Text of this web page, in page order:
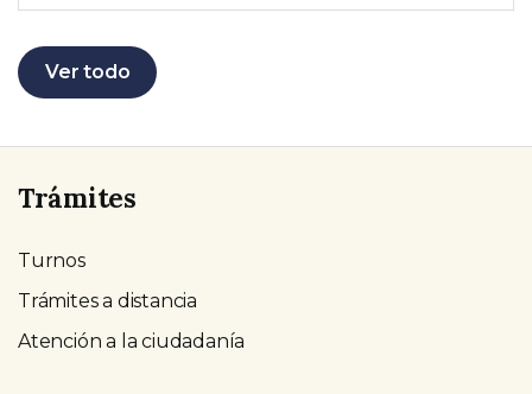
Ver todo
Trámites
Turnos
Trámites a distancia
Atención a la ciudadanía